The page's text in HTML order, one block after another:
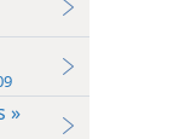
Jéhovah 2009
»